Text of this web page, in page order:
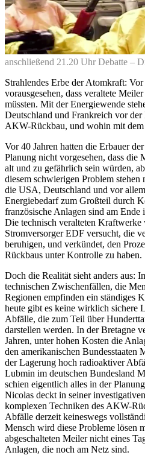
anschließend 21.20 Uhr Debatte –
Strahlendes Erbe der Atomkraft:
vorausgesehen, dass veraltete
müssten. Mit der Energiewende
Deutschland und Frankreich vor
AKW-Rückbau, und wohin mit
Vor 40 Jahren hatten die Erbauer
Planung nicht vorgesehen, dass die
alt und zu gefährlich sein würden,
diesem schwierigen Problem
die USA, Deutschland und vor
Energiebedarf zum Großteil durch
französische Anlagen sind am
Die technisch veralteten
Stromversorger EDF versucht, die
beruhigen, und verkündet, den
Rückbaus unter Kontrolle zu haben.
Doch die Realität sieht anders aus:
technischen Zwischenfällen, die
Regionen empfinden ein ständiges
heute gibt es keine wirklich sichere
Abfälle, die zum Teil über
darstellen werden. In der Bretagne
Jahren, unter hohen Kosten die
den amerikanischen Bundesstaaten
der Lagerung hoch radioaktiver
Lubmin im deutschen Bundesland
schien eigentlich alles in der
Nicolas deckt in seiner
komplexen Techniken des AKW-
Abfälle derzeit keineswegs
Mensch wird diese Probleme lösen
abgeschalteten Meiler nicht eines
Anlagen, die noch am Netz sind.